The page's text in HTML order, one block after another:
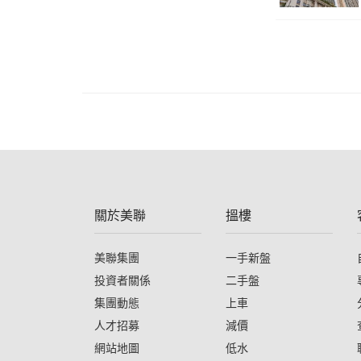
關於美聯
美聯集團
投資者關係
集團動態
人才招募
網站地圖
搵樓
一手新盤
二手盤
上車
減價
低水